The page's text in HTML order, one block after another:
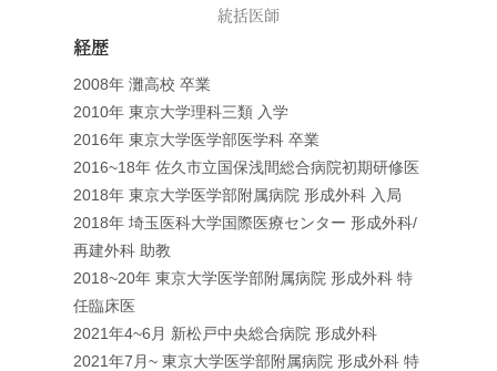
統括医師
経歴
2008年 灘高校 卒業
2010年 東京大学理科三類 入学
2016年 東京大学医学部医学科 卒業
2016~18年 佐久市立国保浅間総合病院初期研修医
2018年 東京大学医学部附属病院 形成外科 入局
2018年 埼玉医科大学国際医療センター 形成外科/
再建外科 助教
2018~20年 東京大学医学部附属病院 形成外科 特
任臨床医
2021年4~6月 新松戸中央総合病院 形成外科
2021年7月~ 東京大学医学部附属病院 形成外科 特